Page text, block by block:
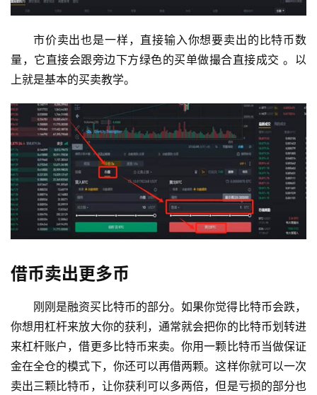
市价卖出也是一样，直接输入你想要卖出的比特币数
量，它直接会跟旁边下方绿色的买单做撮合直接成交 。以
上就是基本的买卖教学。
借币卖出更多币
刚刚是融资买比特币的部分。如果你觉得比特币会跌，
你想用杠杆来放大你的获利，通常就会把你的比特币划转进
来杠杆账户，借更多比特币来卖。你用一颗比特币当做保证
金在全仓的模式下，你还可以再借两颗。这样你就可以一次
卖出三颗比特币，让你获利可以多两倍，但是亏损的部分也